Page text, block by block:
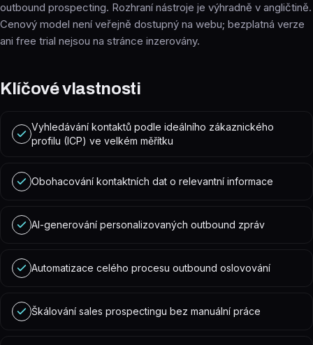
outbound prospecting. Rozhraní nástroje je výhradně v angličtině.
Cenový model není veřejně dostupný na webu; bezplatná verze
ani free trial nejsou na stránce inzerovány.
Klíčové vlastnosti
Vyhledávání kontaktů podle ideálního zákaznického
profilu (ICP) ve velkém měřítku
Obohacování kontaktních dat o relevantní informace
AI-generování personalizovaných outbound zpráv
Automatizace celého procesu outbound oslovování
Škálování sales prospectingu bez manuální práce